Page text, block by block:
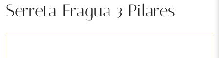
Serreta Fragua 3 Pilares